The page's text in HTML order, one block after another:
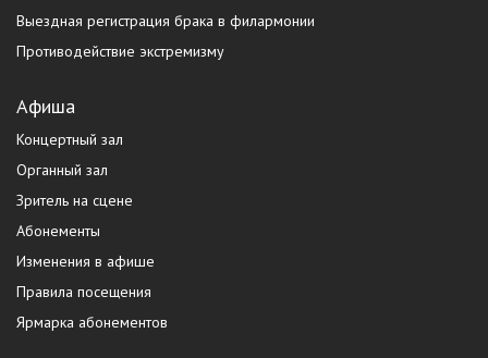
Выездная регистрация брака в филармонии
Противодействие экстремизму
Афиша
Концертный зал
Органный зал
Зритель на сцене
Абонементы
Изменения в афише
Правила посещения
Ярмарка абонементов